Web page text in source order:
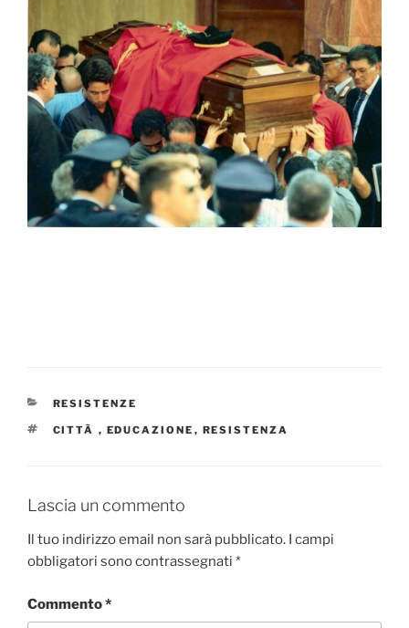
CATEGORIE
RESISTENZE
TAG
CITTÃ , EDUCAZIONE , RESISTENZA
Lascia un commento
Il tuo indirizzo email non sarà pubblicato. I campi
obbligatori sono contrassegnati *
Commento*